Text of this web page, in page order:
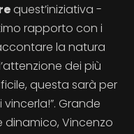
quest’iniziativa -
rapporto con i
la natura
dei più
questa sarà per
Grande
dinamico, Vincenzo